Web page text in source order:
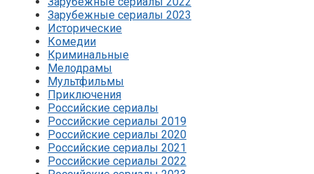
Зарубежные сериалы 2023
Исторические
Комедии
Криминальные
Мелодрамы
Мультфильмы
Приключения
Российские сериалы
Российские сериалы 2019
Российские сериалы 2020
Российские сериалы 2021
Российские сериалы 2022